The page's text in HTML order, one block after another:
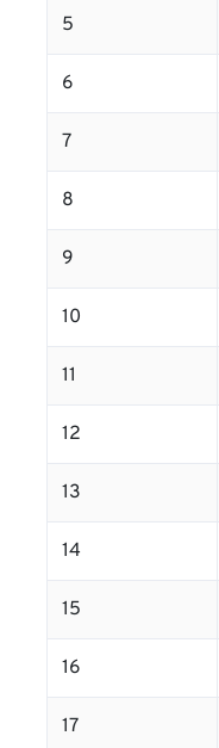
5
6
7
8
9
10
11
12
13
14
15
16
17